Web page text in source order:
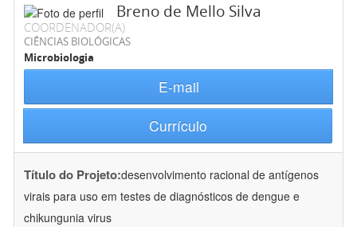
Breno de Mello Silva
COORDENADOR(A)
CIÊNCIAS BIOLÓGICAS
Microbiologia
E-mail
Currículo
Título do Projeto:desenvolvimento racional de antígenos
virais para uso em testes de diagnósticos de dengue e
chikungunia virus